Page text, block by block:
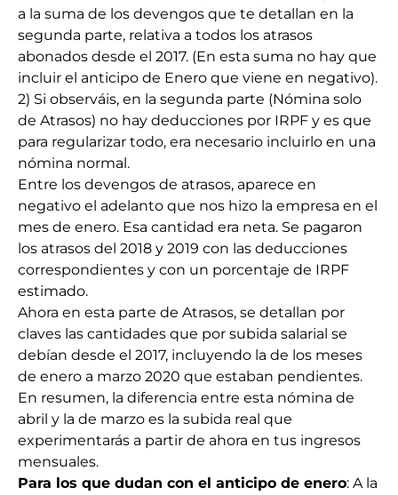
a la suma de los devengos que te detallan en la
segunda parte, relativa a todos los atrasos
abonados desde el 2017. (En esta suma no hay que
incluir el anticipo de Enero que viene en negativo).
2) Si observáis, en la segunda parte (Nómina solo
de Atrasos) no hay deducciones por IRPF y es que
para regularizar todo, era necesario incluirlo en una
nómina normal.
Entre los devengos de atrasos, aparece en
negativo el adelanto que nos hizo la empresa en el
mes de enero. Esa cantidad era neta. Se pagaron
los atrasos del 2018 y 2019 con las deducciones
correspondientes y con un porcentaje de IRPF
estimado.
Ahora en esta parte de Atrasos, se detallan por
claves las cantidades que por subida salarial se
debían desde el 2017, incluyendo la de los meses
de enero a marzo 2020 que estaban pendientes.
En resumen, la diferencia entre esta nómina de
abril y la de marzo es la subida real que
experimentarás a partir de ahora en tus ingresos
mensuales.
Para los que dudan con el anticipo de enero: A la